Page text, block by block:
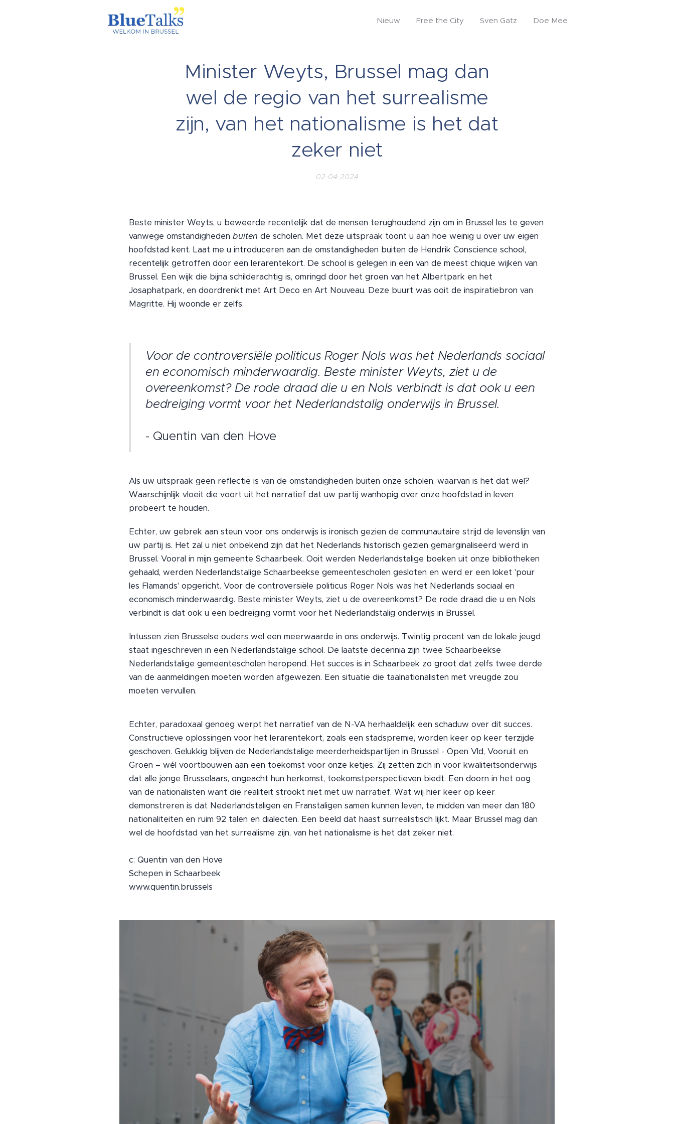
Nieuw Free the City Sven Gatz Doe Mee
Minister Weyts, Brussel mag dan
wel de regio van het surrealisme
zijn, van het nationalisme is het dat
zeker niet
02-04-2024
Beste minister Weyts, u beweerde recentelijk dat de mensen terughoudend zijn om in Brussel les te geven
vanwege omstandigheden buiten de scholen. Met deze uitspraak toont u aan hoe weinig u over uw eigen
hoofdstad kent. Laat me u introduceren aan de omstandigheden buiten de Hendrik Conscience school,
recentelijk getroffen door een lerarentekort. De school is gelegen in een van de meest chique wijken van
Brussel. Een wijk die bijna schilderachtig is, omringd door het groen van het Albertpark en het
Josaphatpark, en doordrenkt met Art Deco en Art Nouveau. Deze buurt was ooit de inspiratiebron van
Magritte. Hij woonde er zelfs.
Voor de controversiële politicus Roger Nols was het Nederlands sociaal
en economisch minderwaardig. Beste minister Weyts, ziet u de
overeenkomst? De rode draad die u en Nols verbindt is dat ook u een
bedreiging vormt voor het Nederlandstalig onderwijs in Brussel.
- Quentin van den Hove
Als uw uitspraak geen reflectie is van de omstandigheden buiten onze scholen, waarvan is het dat wel?
Waarschijnlijk vloeit die voort uit het narratief dat uw partij wanhopig over onze hoofdstad in leven
probeert te houden.
Echter, uw gebrek aan steun voor ons onderwijs is ironisch gezien de communautaire strijd de levenslijn van
uw partij is. Het zal u niet onbekend zijn dat het Nederlands historisch gezien gemarginaliseerd werd in
Brussel. Vooral in mijn gemeente Schaarbeek. Ooit werden Nederlandstalige boeken uit onze bibliotheken
gehaald, werden Nederlandstalige Schaarbeekse gemeentescholen gesloten en werd er een loket 'pour
les Flamands' opgericht. Voor de controversiële politicus Roger Nols was het Nederlands sociaal en
economisch minderwaardig. Beste minister Weyts, ziet u de overeenkomst? De rode draad die u en Nols
verbindt is dat ook u een bedreiging vormt voor het Nederlandstalig onderwijs in Brussel.
Intussen zien Brusselse ouders wel een meerwaarde in ons onderwijs. Twintig procent van de lokale jeugd
staat ingeschreven in een Nederlandstalige school. De laatste decennia zijn twee Schaarbeekse
Nederlandstalige gemeentescholen heropend. Het succes is in Schaarbeek zo groot dat zelfs twee derde
van de aanmeldingen moeten worden afgewezen. Een situatie die taalnationalisten met vreugde zou
moeten vervullen.
Echter, paradoxaal genoeg werpt het narratief van de N-VA herhaaldelijk een schaduw over dit succes.
Constructieve oplossingen voor het lerarentekort, zoals een stadspremie, worden keer op keer terzijde
geschoven. Gelukkig blijven de Nederlandstalige meerderheidspartijen in Brussel - Open Vld, Vooruit en
Groen – wél voortbouwen aan een toekomst voor onze ketjes. Zij zetten zich in voor kwaliteitsonderwijs
dat alle jonge Brusselaars, ongeacht hun herkomst, toekomstperspectieven biedt. Een doorn in het oog
van de nationalisten want die realiteit strookt niet met uw narratief. Wat wij hier keer op keer
demonstreren is dat Nederlandstaligen en Franstaligen samen kunnen leven, te midden van meer dan 180
nationaliteiten en ruim 92 talen en dialecten. Een beeld dat haast surrealistisch lijkt. Maar Brussel mag dan
wel de hoofdstad van het surrealisme zijn, van het nationalisme is het dat zeker niet.
c: Quentin van den Hove
Schepen in Schaarbeek
www.quentin.brussels